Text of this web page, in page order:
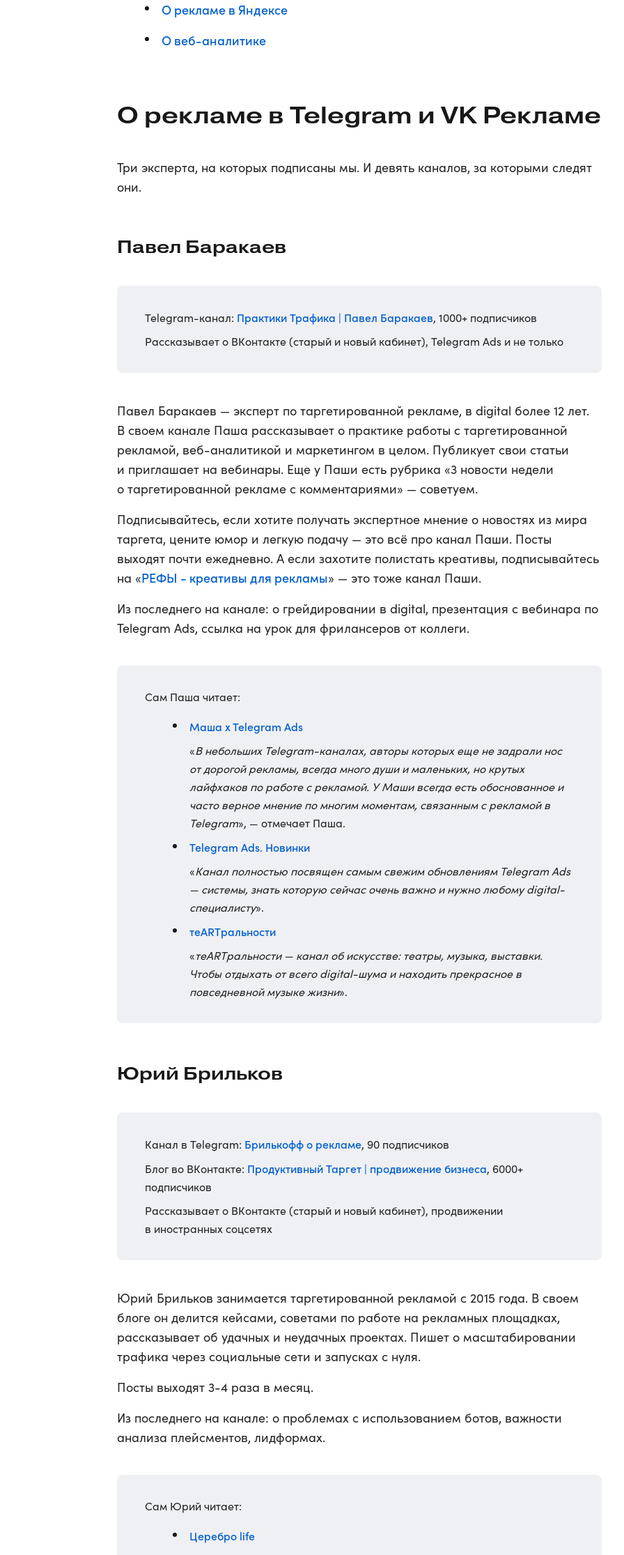
О рекламе в Яндексе
О веб-аналитике
О рекламе в Telegram и VK Рекламе
Три эксперта, на которых подписаны мы. И девять каналов, за которыми следят
они.
Павел Баракаев
Telegram-канал: Практики Трафика | Павел Баракаев, 1000+ подписчиков
Рассказывает о ВКонтакте (старый и новый кабинет), Telegram Ads и не только
Павел Баракаев — эксперт по таргетированной рекламе, в digital более 12 лет.
В своем канале Паша рассказывает о практике работы с таргетированной
рекламой, веб-аналитикой и маркетингом в целом. Публикует свои статьи
и приглашает на вебинары. Еще у Паши есть рубрика «3 новости недели
о таргетированной рекламе с комментариями» — советуем.
Подписывайтесь, если хотите получать экспертное мнение о новостях из мира
таргета, цените юмор и легкую подачу — это всё про канал Паши. Посты
выходят почти ежедневно. А если захотите полистать креативы, подписывайтесь
на «РЕФЫ - креативы для рекламы» — это тоже канал Паши.
Из последнего на канале: о грейдировании в digital, презентация с вебинара по
Telegram Ads, ссылка на урок для фрилансеров от коллеги.
Сам Паша читает:
Маша x Telegram Ads
«В небольших Telegram-каналах, авторы которых еще не задрали нос
от дорогой рекламы, всегда много души и маленьких, но крутых
лайфхаков по работе с рекламой. У Маши всегда есть обоснованное и
часто верное мнение по многим моментам, связанным с рекламой в
Telegram», — отмечает Паша.
Telegram Ads. Новинки
«Канал полностью посвящен самым свежим обновлениям Telegram Ads
— системы, знать которую сейчас очень важно и нужно любому digital-
специалисту».
теARTральности
«теARTральности — канал об искусстве: театры, музыка, выставки.
Чтобы отдыхать от всего digital-шума и находить прекрасное в
повседневной музыке жизни».
Юрий Брильков
Канал в Telegram: Брилькофф о рекламе, 90 подписчиков
Блог во ВКонтакте: Продуктивный Таргет | продвижение бизнеса, 6000+
подписчиков
Рассказывает о ВКонтакте (старый и новый кабинет), продвижении
в иностранных соцсетях
Юрий Брильков занимается таргетированной рекламой с 2015 года. В своем
блоге он делится кейсами, советами по работе на рекламных площадках,
рассказывает об удачных и неудачных проектах. Пишет о масштабировании
трафика через социальные сети и запусках с нуля.
Посты выходят 3-4 раза в месяц.
Из последнего на канале: о проблемах с использованием ботов, важности
анализа плейсментов, лидформах.
Сам Юрий читает:
Церебро life